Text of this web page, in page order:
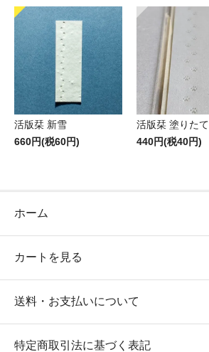
活版栞 新雪
660円(税60円)
活版栞 塗りたて
440円(税40円)
ホーム
カートを見る
送料・お支払いについて
特定商取引法に基づく表記